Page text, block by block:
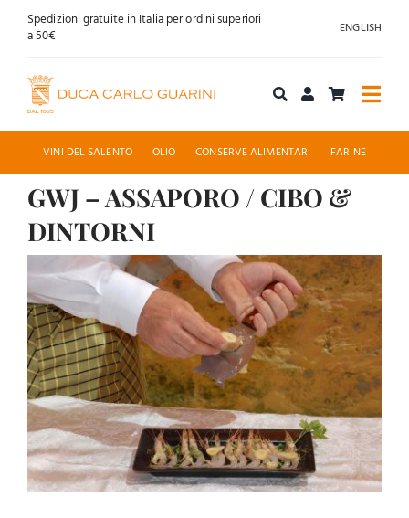
SaltaSpedizioni gratuite in Italia per ordini superiori
a 50€
ENGLISH
Acquista online
Chi siamo
Accoglienza
News
Contatti
VINI DEL SALENTO OLIO CONSERVE ALIMENTARI FARINE
GWJ – ASSAPORO / CIBO &
DINTORNI
Ingrandisci
immagine